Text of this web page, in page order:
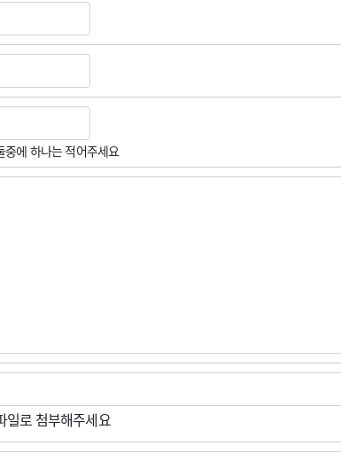
중에 하나는 적어주세요
일로 첨부해주세요